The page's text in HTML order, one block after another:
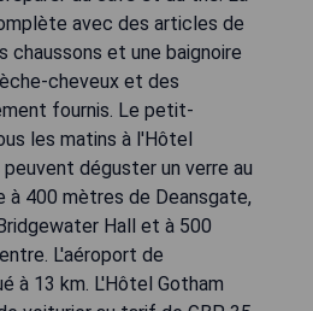
avec des articles de
et une baignoire
cheveux et des
fournis. Le petit-
les matins à l'Hôtel
déguster un verre au
à 400 mètres de Deansgate,
Hall et à 500
L'aéroport de
à 13 km. L'Hôtel Gotham